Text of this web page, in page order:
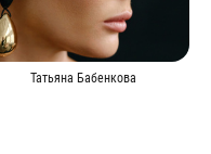
Татьяна Бабенкова